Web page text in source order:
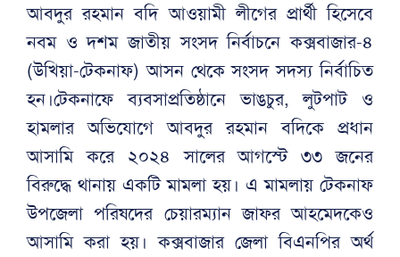
আবদুর রহমান বদি আওয়ামী লীগের প্রার্থী হিসেবে
নবম ও দশম জাতীয় সংসদ নির্বাচনে কক্সবাজার-৪
(উখিয়া-টেকনাফ) আসন থেকে সংসদ সদস্য নির্বাচিত
হন।টেকনাফে ব্যবসাপ্রতিষ্ঠানে ভাঙচুর, লুটপাট ও
হামলার অভিযোগে আবদুর রহমান বদিকে প্রধান
আসামি করে ২০২৪ সালের আগস্টে ৩৩ জনের
বিরুদ্ধে থানায় একটি মামলা হয়। এ মামলায় টেকনাফ
উপজেলা পরিষদের চেয়ারম্যান জাফর আহমেদকেও
আসামি করা হয়। কক্সবাজার জেলা বিএনপির অর্থ